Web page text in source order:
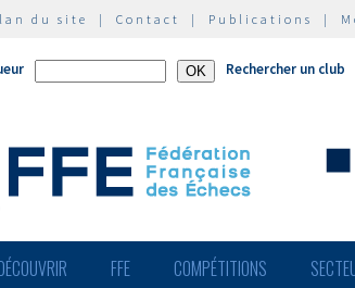
du site | Contact | Publications |
Rechercher un club
FFE COMPÉTITIONS